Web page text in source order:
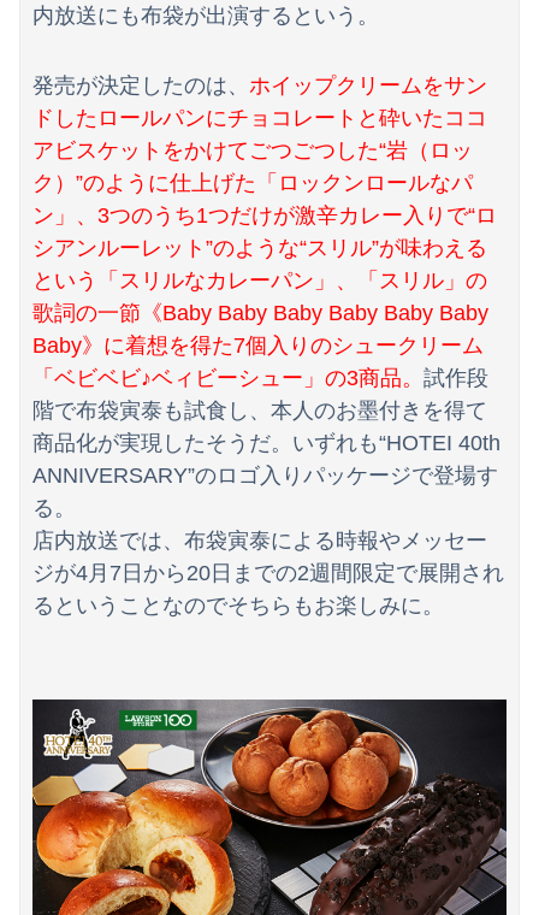
【動画】ロシア軍のドローンをネット発射装置で撃墜するウクライナ。
【動画】役満ボディ・岡田紗佳(32)、渾身のあたシコダンスwwwwwww
【悲報】韓国人「え待って、何で日本の避難所って10年前と同レベルなの(ドン引き
韓国のサッカー審判に対する性接待疑惑、ついに日本や英国メディアにも取り上げられ国際問題に発展w
【動画】黒人系アイドルさん、リアルディズニープリンセスと話題に 【Pickup08083037】
内放送にも布袋が出演するという。
発売が決定したのは、 ホイップクリームをサン
ドしたロールパンにチョコレートと砕いたココ
アビスケットをかけてごつごつした“岩（ロッ
ク）”のように仕上げた「ロックンロールなパ
ン」、3つのうち1つだけが激辛カレー入りで“ロ
シアンルーレット”のような“スリル”が味わえる
という「スリルなカレーパン」、「スリル」の
歌詞の一節《Baby Baby Baby Baby Baby Baby
Baby》に着想を得た7個入りのシュークリーム
「ベビベビ♪ベィビーシュー」の3商品。 試作段
階で布袋寅泰も試食し、本人のお墨付きを得て
商品化が実現したそうだ。いずれも“HOTEI 40th
ANNIVERSARY”のロゴ入りパッケージで登場す
る。
店内放送では、布袋寅泰による時報やメッセー
ジが4月7日から20日までの2週間限定で展開され
るということなのでそちらもお楽しみに。